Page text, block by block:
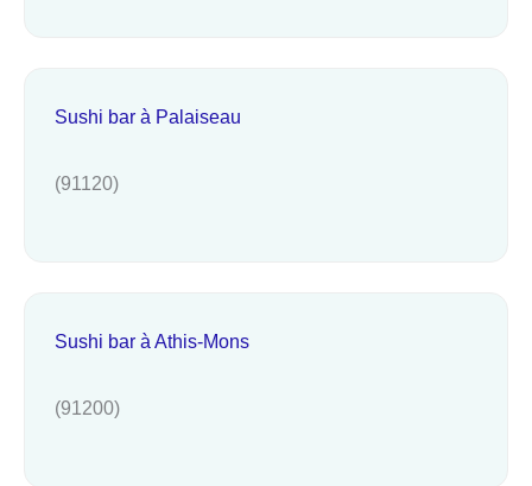
Sushi bar à Palaiseau
(91120)
Sushi bar à Athis-Mons
(91200)